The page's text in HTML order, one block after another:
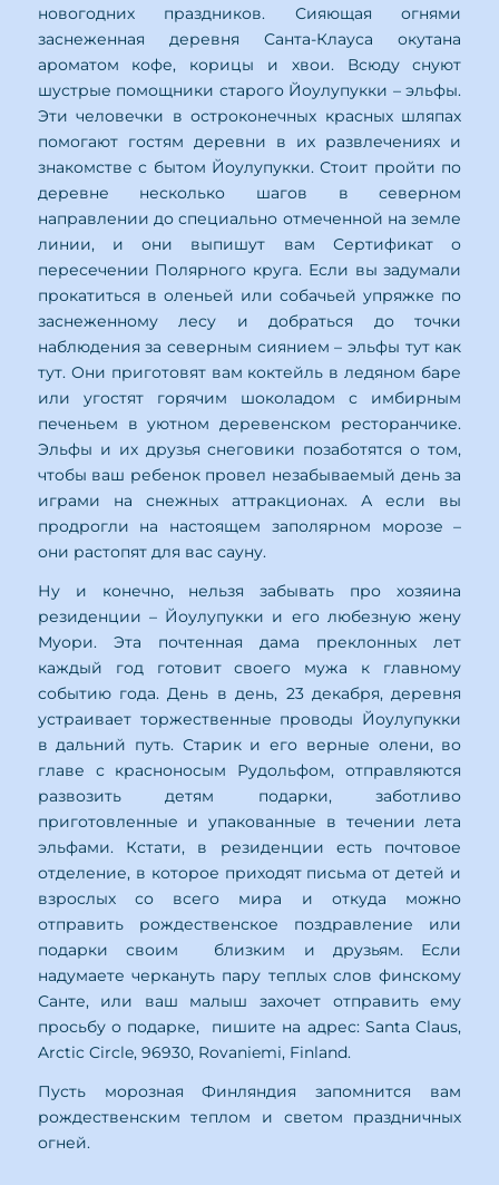
новогодних праздников. Сияющая огнями
заснеженная деревня Санта-Клауса окутана
ароматом кофе, корицы и хвои. Всюду снуют
шустрые помощники старого Йоулупукки – эльфы.
Эти человечки в остроконечных красных шляпах
помогают гостям деревни в их развлечениях и
знакомстве с бытом Йоулупукки. Стоит пройти по
деревне несколько шагов в северном
направлении до специально отмеченной на земле
линии, и они выпишут вам Сертификат о
пересечении Полярного круга. Если вы задумали
прокатиться в оленьей или собачьей упряжке по
заснеженному лесу и добраться до точки
наблюдения за северным сиянием – эльфы тут как
тут. Они приготовят вам коктейль в ледяном баре
или угостят горячим шоколадом с имбирным
печеньем в уютном деревенском ресторанчике.
Эльфы и их друзья снеговики позаботятся о том,
чтобы ваш ребенок провел незабываемый день за
играми на снежных аттракционах. А если вы
продрогли на настоящем заполярном морозе –
они растопят для вас сауну.
Ну и конечно, нельзя забывать про хозяина
резиденции – Йоулупукки и его любезную жену
Муори. Эта почтенная дама преклонных лет
каждый год готовит своего мужа к главному
событию года. День в день, 23 декабря, деревня
устраивает торжественные проводы Йоулупукки
в дальний путь. Старик и его верные олени, во
главе с красноносым Рудольфом, отправляются
развозить детям подарки, заботливо
приготовленные и упакованные в течении лета
эльфами. Кстати, в резиденции есть почтовое
отделение, в которое приходят письма от детей и
взрослых со всего мира и откуда можно
отправить рождественское поздравление или
подарки своим близким и друзьям. Если
надумаете черкануть пару теплых слов финскому
Санте, или ваш малыш захочет отправить ему
просьбу о подарке, пишите на адрес: Santa Claus,
Arctic Circle, 96930, Rovaniemi, Finland.
Пусть морозная Финляндия запомнится вам
рождественским теплом и светом праздничных
огней.